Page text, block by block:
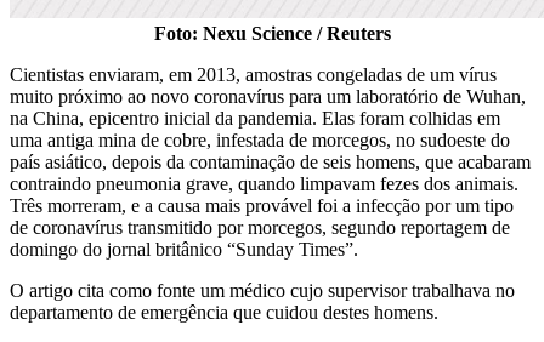
Foto: Nexu Science / Reuters
Cientistas enviaram, em 2013, amostras congeladas de um vírus
muito próximo ao novo coronavírus para um laboratório de Wuhan,
na China, epicentro inicial da pandemia. Elas foram colhidas em
uma antiga mina de cobre, infestada de morcegos, no sudoeste do
país asiático, depois da contaminação de seis homens, que acabaram
contraindo pneumonia grave, quando limpavam fezes dos animais.
Três morreram, e a causa mais provável foi a infecção por um tipo
de coronavírus transmitido por morcegos, segundo reportagem de
domingo do jornal britânico “Sunday Times”.
O artigo cita como fonte um médico cujo supervisor trabalhava no
departamento de emergência que cuidou destes homens.